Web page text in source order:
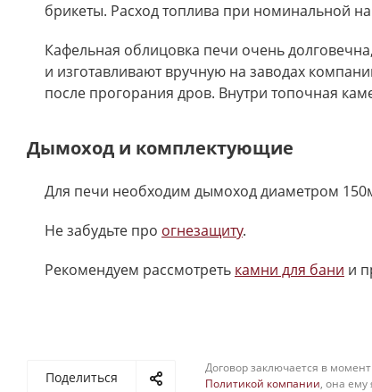
брикеты. Расход топлива при номинальной
Кафельная облицовка печи очень
и изготавливают вручную на заводах
после прогорания дров. Внутри топочная
Дымоход и комплектующие
Для печи необходим дымоход диаметром
Не забудьте про огнезащиту.
Рекомендуем рассмотреть камни для бани и
Поделиться
Договор заключается в
Политикой компании, она ему